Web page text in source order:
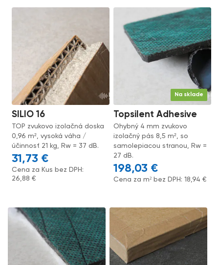
SILIO 16
TOP zvukovo izolačná doska
0,96 m², vysoká váha /
účinnosť 21 kg, Rw = 37 dB.
31,73 €
Cena za Kus bez DPH:
26,88€
Na sklade
Topsilent Adhesive
Ohybný 4 mm zvukovo
izolačný pás 8,5 m², so
samolepiacou stranou, Rw =
27 dB.
198,03 €
Cena za m² bez DPH:18,94€